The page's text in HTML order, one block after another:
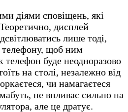
діями сповіщень, які
дисплей
лише тоді,
телефону, щоб ним
телефон буде неодноразово
на столі, незалежно від
чи намагаєтеся
не впливає сильно на
але це дратує.